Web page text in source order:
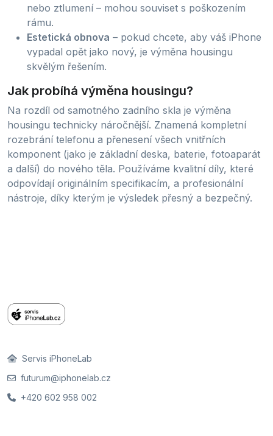
nebo ztlumení – mohou souviset s poškozením
rámu.
Estetická obnova – pokud chcete, aby váš iPhone
vypadal opět jako nový, je výměna housingu
skvělým řešením.
Jak probíhá výměna housingu?
Na rozdíl od samotného zadního skla je výměna
housingu technicky náročnější. Znamená kompletní
rozebrání telefonu a přenesení všech vnitřních
komponent (jako je základní deska, baterie, fotoaparát
a další) do nového těla. Používáme kvalitní díly, které
odpovídají originálním specifikacím, a profesionální
nástroje, díky kterým je výsledek přesný a bezpečný.
Servis iPhoneLab
futurum@iphonelab.cz
+420 602 958 002